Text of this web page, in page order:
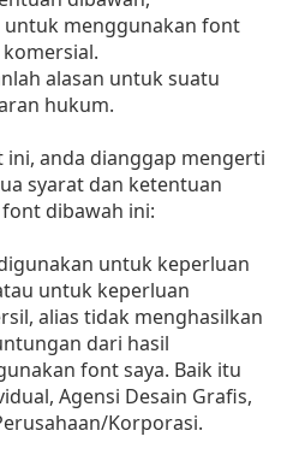
menggunakan font
alasan untuk suatu
hukum.
anda dianggap mengerti
syarat dan ketentuan
dibawah ini:
untuk keperluan
untuk keperluan
alias tidak menghasilkan
dari hasil
font saya. Baik itu
Agensi Desain Grafis,
Korporasi.